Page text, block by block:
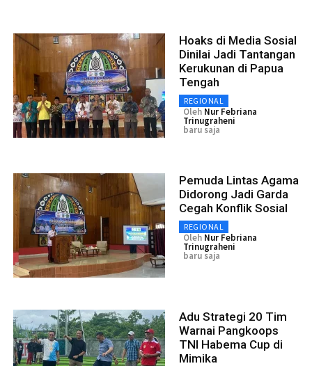
Hoaks di Media Sosial
Dinilai Jadi Tantangan
Kerukunan di Papua
Tengah
REGIONAL
Oleh Nur Febriana
Trinugraheni
baru saja
Pemuda Lintas Agama
Didorong Jadi Garda
Cegah Konflik Sosial
REGIONAL
Oleh Nur Febriana
Trinugraheni
baru saja
Adu Strategi 20 Tim
Warnai Pangkoops
TNI Habema Cup di
Mimika